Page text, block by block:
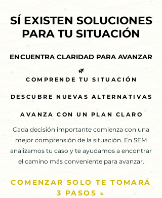
SÍ EXISTEN SOLUCIONES
PARA TU SITUACIÓN
SÍ EXISTEN SOLUCIONES
PARA TU SITUACIÓN
ENCUENTRA CLARIDAD PARA AVANZAR
ENCUENTRA CLARIDAD PARA AVANZAR
🌿
COMPRENDE TU SITUACIÓN
DESCUBRE NUEVAS ALTERNATIVAS
AVANZA CON UN PLAN CLARO
🌿
COMPRENDE TU SITUACIÓN
DESCUBRE NUEVAS ALTERNATIVAS
AVANZA CON UN PLAN CLARO
Cada decisión importante comienza con una
mejor comprensión de la situación. En SEM
analizamos tu caso y te ayudamos a encontrar
el camino más conveniente para avanzar.
COMENZAR SOLO TE TOMARÁ
3 PASOS ↓